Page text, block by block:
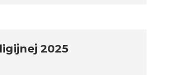
2025